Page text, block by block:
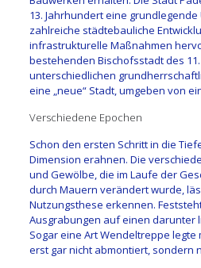
13. Jahrhundert eine
zahlreiche städtebauliche
infrastrukturelle Maßnahmen
bestehenden Bischofsstadt des
unterschiedlichen
eine „neue“ Stadt, umgeben von
Verschiedene Epochen
Schon den ersten Schritt in die
Dimension erahnen. Die
und Gewölbe, die im Laufe der
durch Mauern verändert wurde,
Nutzungsthese erkennen.
Ausgrabungen auf einen darunter
Sogar eine Art Wendeltreppe
erst gar nicht abmontiert, sondern